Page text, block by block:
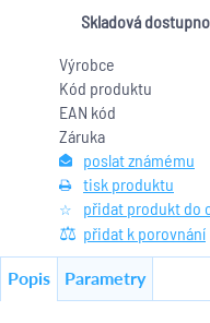
Výrobce
Kód produktu
EAN kód
Záruka
poslat známému
tisk produktu
přidat produkt do
přidat k porovnání
Skladová
Popis Parametry